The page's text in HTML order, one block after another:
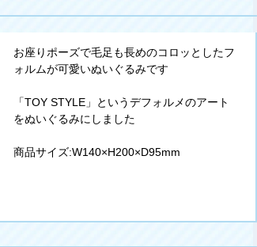
お座りポーズで毛足も長めのコロッとしたフ
ォルムが可愛いぬいぐるみです
「TOY STYLE」というデフォルメのアート
をぬいぐるみにしました
商品サイズ:W140×H200×D95mm